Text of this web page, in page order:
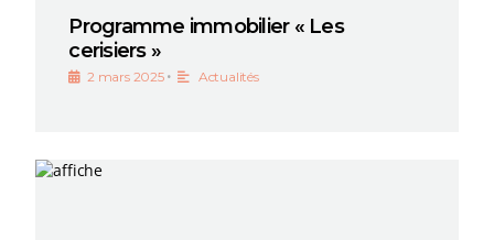
Programme immobilier « Les
cerisiers »
2 mars 2025 • Actualités